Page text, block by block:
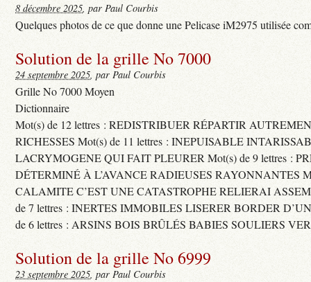
8 décembre 2025, par Paul Courbis
Quelques photos de ce que donne une Pelicase iM2975 utilisée
Solution de la grille No 7000
24 septembre 2025, par Paul Courbis
Grille No 7000 Moyen
Dictionnaire
Mot(s) de 12 lettres : REDISTRIBUER RÉPARTIR
RICHESSES Mot(s) de 11 lettres : INEPUISABLE
LACRYMOGENE QUI FAIT PLEURER Mot(s) de 9 lettres :
DÉTERMINÉ À L’AVANCE RADIEUSES RAYONNANTES
CALAMITE C’EST UNE CATASTROPHE RELIERAI
de 7 lettres : INERTES IMMOBILES LISERER BORDER
de 6 lettres : ARSINS BOIS BRÛLÉS BABIES SOULIERS
Solution de la grille No 6999
23 septembre 2025, par Paul Courbis